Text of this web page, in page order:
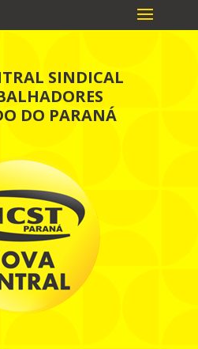
SINDICAL
DO PARANÁ